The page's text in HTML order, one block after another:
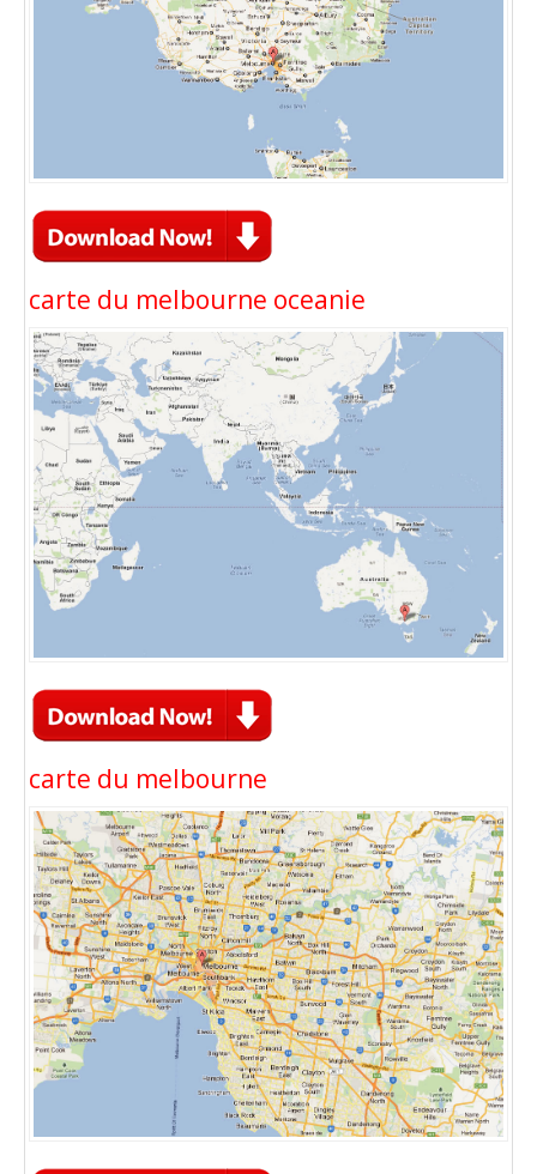
carte du melbourne oceanie
carte du melbourne